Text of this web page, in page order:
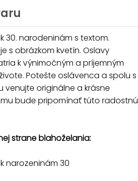
30. narodeninám s textom.
s obrázkom kvetín. Oslavy
k výnimočným a príjemným
Potešte oslávenca a spolu s
venujte originálne a krásne
mu bude pripomínať túto radostnú
strane blahoželania:
narozeninám 30